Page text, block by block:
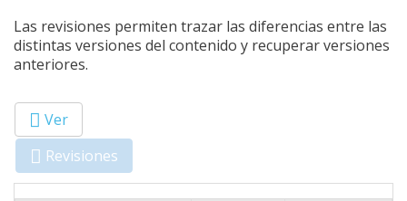
Las revisiones permiten trazar las diferencias entre las
distintas versiones del contenido y recuperar versiones
anteriores.
Primary tabs
Ver
Revisiones
activa)